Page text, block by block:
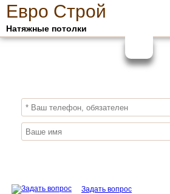
Евро Строй
Натяжные потолки
ПОЛУЧИ СКИДКУ10%
Задать вопрос